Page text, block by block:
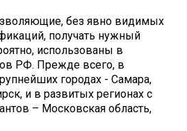
без явно видимых
получать нужный
использованы в
РФ. Прежде всего, в
городах - Самара,
и в развитых регионах с
– Московская область,